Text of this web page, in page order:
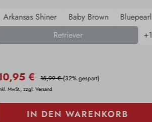
Arkansas Shiner Baby Brown
Bluepearl
Retriever
+1
€ 15,99 €(32% gespart)
MwSt., zzgl. Versand
IN DEN WARENKORB